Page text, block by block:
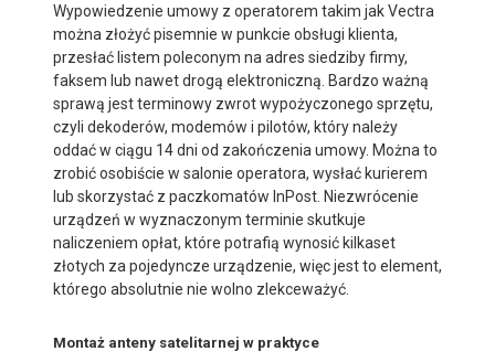
Wypowiedzenie umowy z operatorem takim jak Vectra
można złożyć pisemnie w punkcie obsługi klienta,
przesłać listem poleconym na adres siedziby firmy,
faksem lub nawet drogą elektroniczną. Bardzo ważną
sprawą jest terminowy zwrot wypożyczonego sprzętu,
czyli dekoderów, modemów i pilotów, który należy
oddać w ciągu 14 dni od zakończenia umowy. Można to
zrobić osobiście w salonie operatora, wysłać kurierem
lub skorzystać z paczkomatów InPost. Niezwrócenie
urządzeń w wyznaczonym terminie skutkuje
naliczeniem opłat, które potrafią wynosić kilkaset
złotych za pojedyncze urządzenie, więc jest to element,
którego absolutnie nie wolno zlekceważyć.
Montaż anteny satelitarnej w praktyce